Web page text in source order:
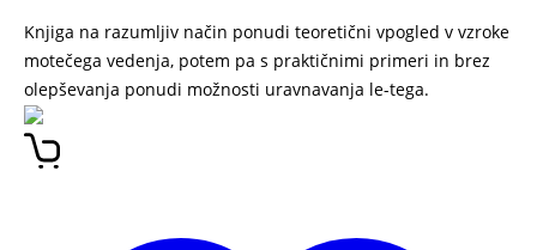
Knjiga na razumljiv način ponudi teoretični vpogled v vzroke
motečega vedenja, potem pa s praktičnimi primeri in brez
olepševanja ponudi možnosti uravnavanja le-tega.